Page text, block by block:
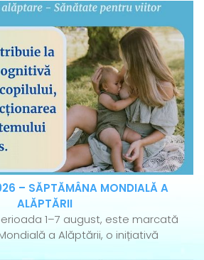
– SĂPTĂMÂNA MONDIALĂ A
ALĂPTĂRII
1–7 august, este marcată
a Alăptării, o inițiativă